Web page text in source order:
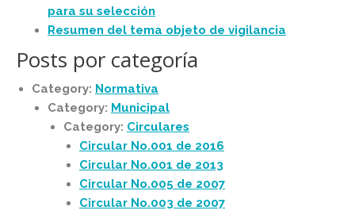
para su selección
Resumen del tema objeto de vigilancia
Posts por categoría
Category: Normativa
Category: Municipal
Category: Circulares
Circular No.001 de 2016
Circular No.001 de 2013
Circular No.005 de 2007
Circular No.003 de 2007